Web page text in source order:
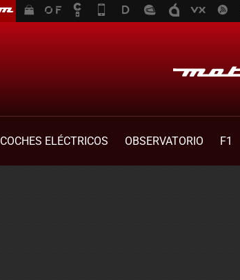
COCHES ELÉCTRICOS OBSERVATORIO F1